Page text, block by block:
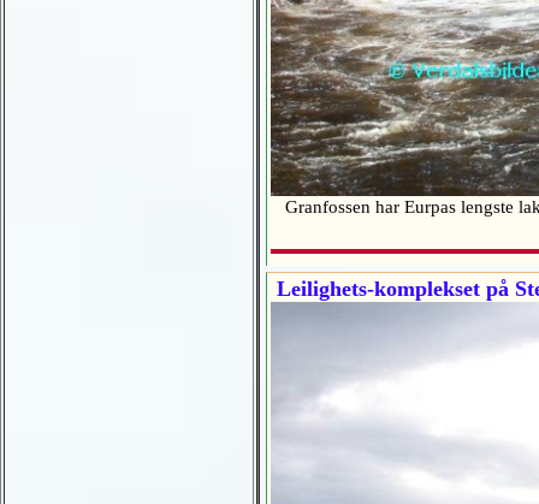
Granfossen har Eurpas lengste
Leilighets-komplekset på